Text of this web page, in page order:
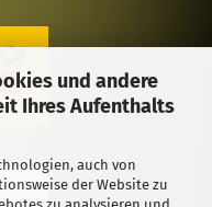
und andere
Ihres Aufenthalts
auch von
der Website zu
zu analysieren und